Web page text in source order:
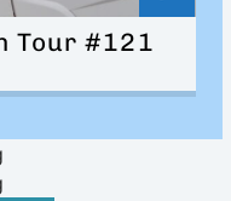
Tour #121